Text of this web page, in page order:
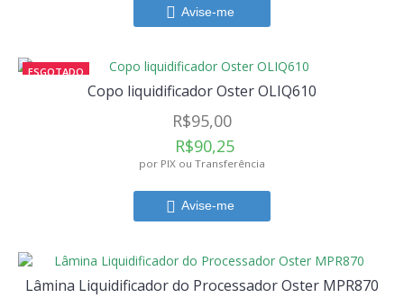
Avise-me
ESGOTADO
Copo liquidificador Oster OLIQ610
R$95,00
R$90,25
por PIX ou Transferência
Avise-me
Lâmina Liquidificador do Processador Oster MPR870